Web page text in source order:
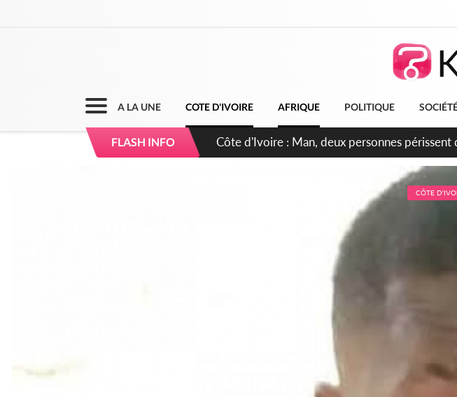
A LA UNE COTE D'IVOIRE AFRIQUE POLITIQUE
FLASH INFO
Côte d'Ivoire : Séileu, la célébration de la fête
CÔTE